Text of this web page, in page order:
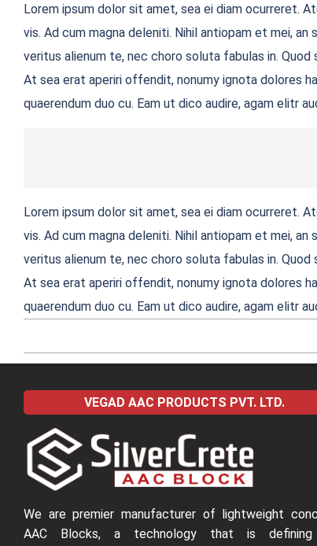
Lorem ipsum dolor sit amet, sea ei diam ocurreret.
vis. Ad cum magna deleniti. Nihil antiopam et mei,
veritus alienum te, nec choro soluta fabulas in.
At sea erat aperiri offendit, nonumy ignota dolores
quaerendum duo cu. Eam ut dico audire, agam elitr
Lorem ipsum dolor sit amet, sea ei diam ocurreret.
vis. Ad cum magna deleniti. Nihil antiopam et mei,
veritus alienum te, nec choro soluta fabulas in.
At sea erat aperiri offendit, nonumy ignota dolores
quaerendum duo cu. Eam ut dico audire, agam elitr
2022-
04-
09
VEGAD AAC PRODUCTS PVT. LTD.
We are premier manufacturer of lightweight
AAC Blocks, a technology that is